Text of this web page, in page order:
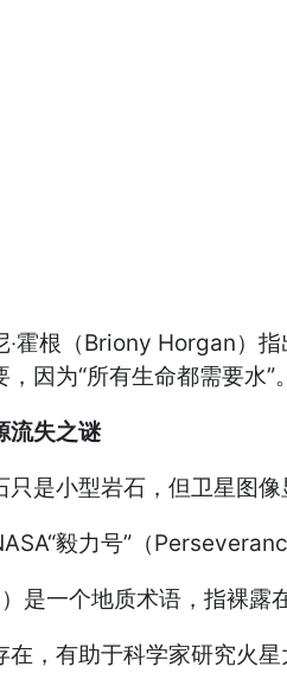
根（Briony Horgan）指
因为“所有生命都需要水”。
流失之谜
小型岩石，但卫星图像
毅力号”（
一个地质术语，指裸露
有助于科学家研究火星